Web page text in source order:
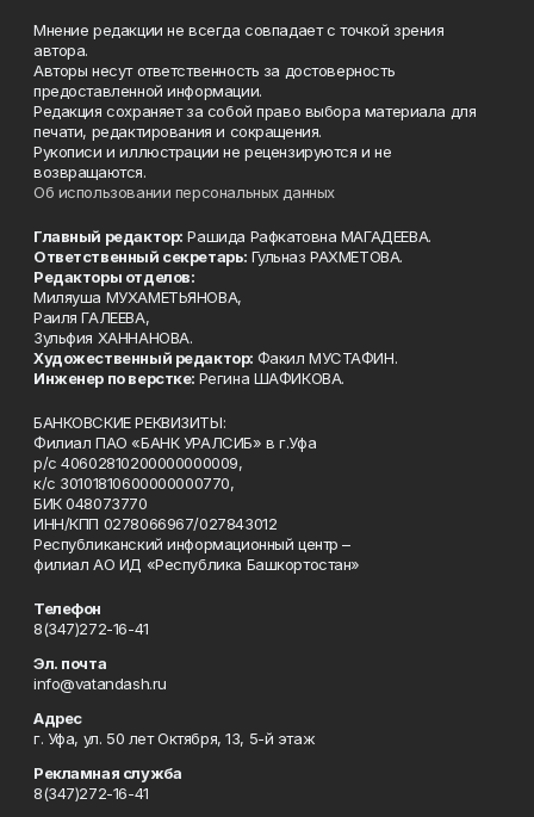
Мнение редакции не всегда совпадает с точкой зрения
автора.
Авторы несут ответственность за достоверность
предоставленной информации.
Редакция сохраняет за собой право выбора материала для
печати, редактирования и сокращения.
Рукописи и иллюстрации не рецензируются и не
возвращаются.
Об использовании персональных данных
Главный редактор: Рашида Рафкатовна МАГАДЕЕВА.
Ответственный секретарь: Гульназ РАХМЕТОВА.
Редакторы отделов:
Миляуша МУХАМЕТЬЯНОВА,
Раиля ГАЛЕЕВА,
Зульфия ХАННАНОВА.
Художественный редактор: Факил МУСТАФИН.
Инженер по верстке: Регина ШАФИКОВА.
БАНКОВСКИЕ РЕКВИЗИТЫ:
Филиал ПАО «БАНК УРАЛСИБ» в г.Уфа
р/с 40602810200000000009,
к/с 30101810600000000770,
БИК 048073770
ИНН/КПП 0278066967/027843012
Республиканский информационный центр –
филиал АО ИД «Республика Башкортостан»
Телефон
8(347)272-16-41
Эл. почта
info@vatandash.ru
Адрес
г. Уфа, ул. 50 лет Октября, 13, 5-й этаж
Рекламная служба
8(347)272-16-41